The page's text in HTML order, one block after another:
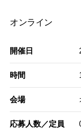
オンライン
開催日
時間
会場
応募人数／定員